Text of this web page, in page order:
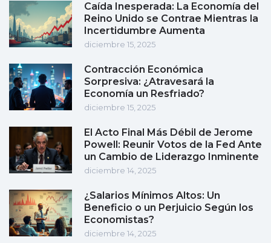
Caída Inesperada: La Economía del
Reino Unido se Contrae Mientras la
Incertidumbre Aumenta
diciembre 15, 2025
Contracción Económica
Sorpresiva: ¿Atravesará la
Economía un Resfriado?
diciembre 15, 2025
El Acto Final Más Débil de Jerome
Powell: Reunir Votos de la Fed Ante
un Cambio de Liderazgo Inminente
diciembre 14, 2025
¿Salarios Mínimos Altos: Un
Beneficio o un Perjuicio Según los
Economistas?
diciembre 14, 2025